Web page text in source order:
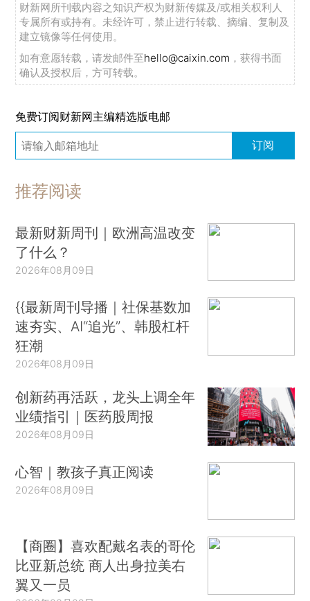
财新网所刊载内容之知识产权为财新传媒及/或相关权利人
专属所有或持有。未经许可，禁止进行转载、摘编、复制及
建立镜像等任何使用。
如有意愿转载，请发邮件至hello@caixin.com ，获得书面
确认及授权后，方可转载。
免费订阅财新网主编精选版电邮
订阅
推荐阅读
最新财新周刊｜欧洲高温改变
了什么？
2026年08月09日
{{最新周刊导播｜社保基数加
速夯实、AI“追光”、韩股杠杆
狂潮
2026年08月09日
创新药再活跃，龙头上调全年
业绩指引｜医药股周报
2026年08月09日
心智｜教孩子真正阅读
2026年08月09日
【商圈】喜欢配戴名表的哥伦
比亚新总统 商人出身拉美右
翼又一员